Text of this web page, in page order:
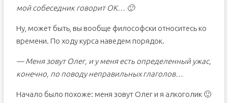
мой собеседник говорит ОК… 🙂
Ну, может быть, вы вообще философски относитесь ко
времени. По ходу курса наведем порядок.
— Меня зовут Олег, и у меня есть определенный ужас,
конечно, по поводу неправильных глаголов…
Начало было похоже: меня зовут Олег и я алкоголик 🙂